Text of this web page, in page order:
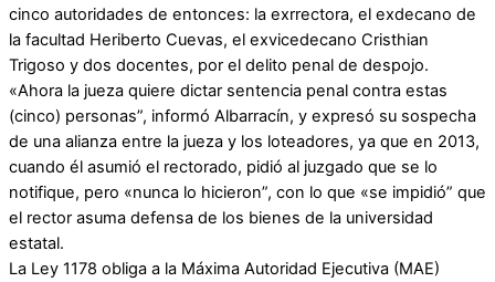
cinco autoridades de entonces: la exrrectora, el exdecano de
la facultad Heriberto Cuevas, el exvicedecano Cristhian
Trigoso y dos docentes, por el delito penal de despojo.
«Ahora la jueza quiere dictar sentencia penal contra estas
(cinco) personas”, informó Albarracín, y expresó su sospecha
de una alianza entre la jueza y los loteadores, ya que en 2013,
cuando él asumió el rectorado, pidió al juzgado que se lo
notifique, pero «nunca lo hicieron”, con lo que «se impidió” que
el rector asuma defensa de los bienes de la universidad
estatal.
La Ley 1178 obliga a la Máxima Autoridad Ejecutiva (MAE)